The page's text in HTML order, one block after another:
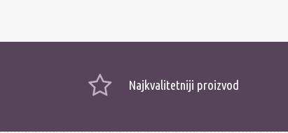
Najkvalitetniji proizvod